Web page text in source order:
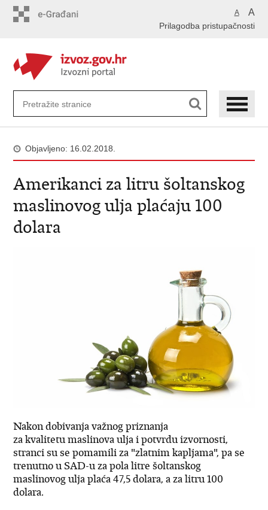
A A
Prilagodba pristupačnosti
Objavljeno: 16.02.2018.
Amerikanci za litru šoltanskog
maslinovog ulja plaćaju 100
dolara
Nakon dobivanja važnog priznanja
za kvalitetu maslinova ulja i potvrdu izvornosti,
stranci su se pomamili za "zlatnim kapljama", pa se
trenutno u SAD-u za pola litre šoltanskog
maslinovog ulja plaća 47,5 dolara, a za litru 100
dolara.